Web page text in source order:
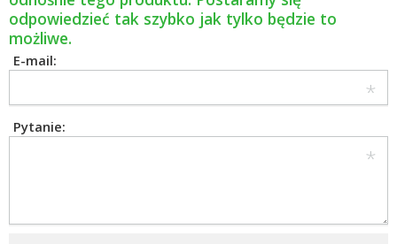
odpowiedzieć tak szybko jak tylko będzie to
możliwe.
E-mail:
Pytanie: